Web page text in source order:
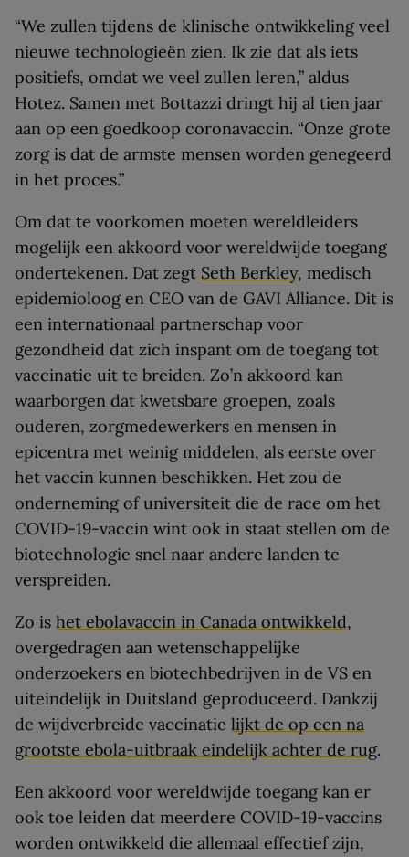
“We zullen tijdens de klinische ontwikkeling veel
nieuwe technologieën zien. Ik zie dat als iets
positiefs, omdat we veel zullen leren,” aldus
Hotez. Samen met Bottazzi dringt hij al tien jaar
aan op een goedkoop coronavaccin. “Onze grote
zorg is dat de armste mensen worden genegeerd
in het proces.”
Om dat te voorkomen moeten wereldleiders
mogelijk een akkoord voor wereldwijde toegang
ondertekenen. Dat zegt Seth Berkley, medisch
epidemioloog en CEO van de GAVI Alliance. Dit is
een internationaal partnerschap voor
gezondheid dat zich inspant om de toegang tot
vaccinatie uit te breiden. Zo’n akkoord kan
waarborgen dat kwetsbare groepen, zoals
ouderen, zorgmedewerkers en mensen in
epicentra met weinig middelen, als eerste over
het vaccin kunnen beschikken. Het zou de
onderneming of universiteit die de race om het
COVID-19-vaccin wint ook in staat stellen om de
biotechnologie snel naar andere landen te
verspreiden.
Zo is het ebolavaccin in Canada ontwikkeld,
overgedragen aan wetenschappelijke
onderzoekers en biotechbedrijven in de VS en
uiteindelijk in Duitsland geproduceerd. Dankzij
de wijdverbreide vaccinatie lijkt de op een na
grootste ebola-uitbraak eindelijk achter de rug.
Een akkoord voor wereldwijde toegang kan er
ook toe leiden dat meerdere COVID-19-vaccins
worden ontwikkeld die allemaal effectief zijn,